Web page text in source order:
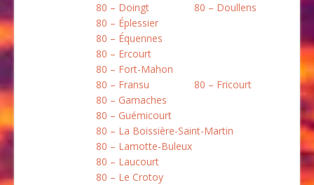
80 – Doingt
80 – Doullens
80 – Éplessier
80 – Équennes
80 – Ercourt
80 – Fort-Mahon
80 – Fransu
80 – Fricourt
80 – Gamaches
80 – Guémicourt
80 – La Boissière-Saint-Martin
80 – Lamotte-Buleux
80 – Laucourt
80 – Le Crotoy